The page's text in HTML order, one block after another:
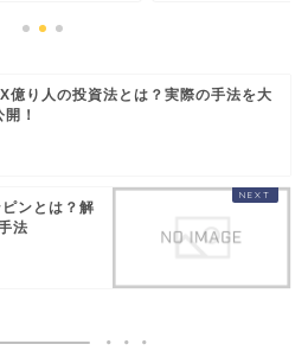
億り人の投資法とは？実際の手法を大
開！
ンとは？解
法